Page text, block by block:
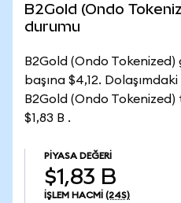
B2Gold (Ondo
durumu
B2Gold (Ondo
başına $4,12.
B2Gold (Ondo
$1,83 B .
PIYASA DEĞERI
$1,83 B
İŞLEM HACMI (24S)